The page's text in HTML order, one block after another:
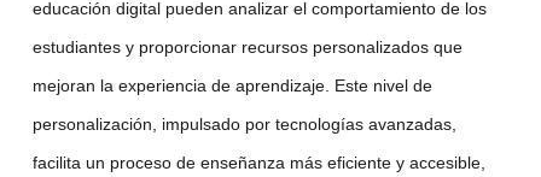
educación digitalpueden analizar el comportamiento de los
estudiantes y proporcionar recursos personalizados que
mejoran la experiencia de aprendizaje. Este nivel de
personalización, impulsado por tecnologías avanzadas,
facilita un proceso de enseñanza más eficiente y accesible,